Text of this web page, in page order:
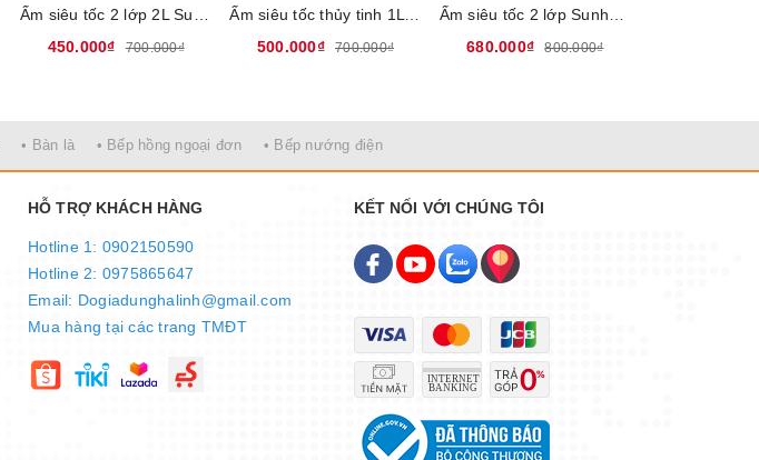
450.000₫
700.000₫
500.000₫
700.000₫
680.000₫
800.000₫
• Bàn là • Bếp hồng ngoại đơn • Bếp nướng điện
HỖ TRỢ KHÁCH HÀNG
Hotline 1: 0902150590
Hotline 2: 0975865647
Email: Dogiadunghalinh@gmail.com
Mua hàng tại các trang TMĐT
KẾT NỐI VỚI CHÚNG TÔI